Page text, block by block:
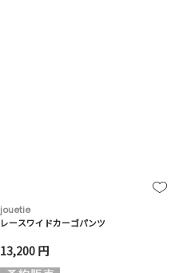
jouetie
レースワイドカーゴパンツ
13,200 円